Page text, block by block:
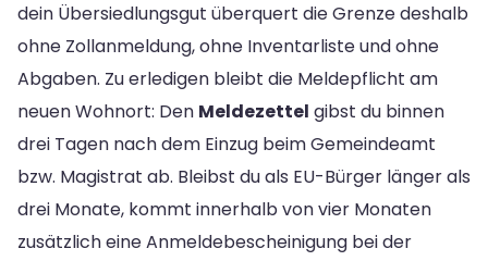
dein Übersiedlungsgut überquert die Grenze deshalb
ohne Zollanmeldung, ohne Inventarliste und ohne
Abgaben. Zu erledigen bleibt die Meldepflicht am
neuen Wohnort: Den Meldezettel gibst du binnen
drei Tagen nach dem Einzug beim Gemeindeamt
bzw. Magistrat ab. Bleibst du als EU-Bürger länger als
drei Monate, kommt innerhalb von vier Monaten
zusätzlich eine Anmeldebescheinigung bei der